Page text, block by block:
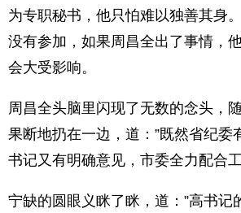
为专职秘书，他只怕难以独善其身
没有参加，如果周昌全出了事情，
会大受影响。
周昌全头脑里闪现了无数的念头，
果断地扔在一边，道：”既然省纪委
书记又有明确意见，市委全力配合工
宁缺的圆眼义眯了眯，道：”高书记